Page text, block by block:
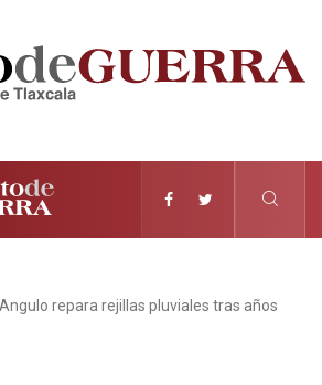
repara rejillas pluviales tras años